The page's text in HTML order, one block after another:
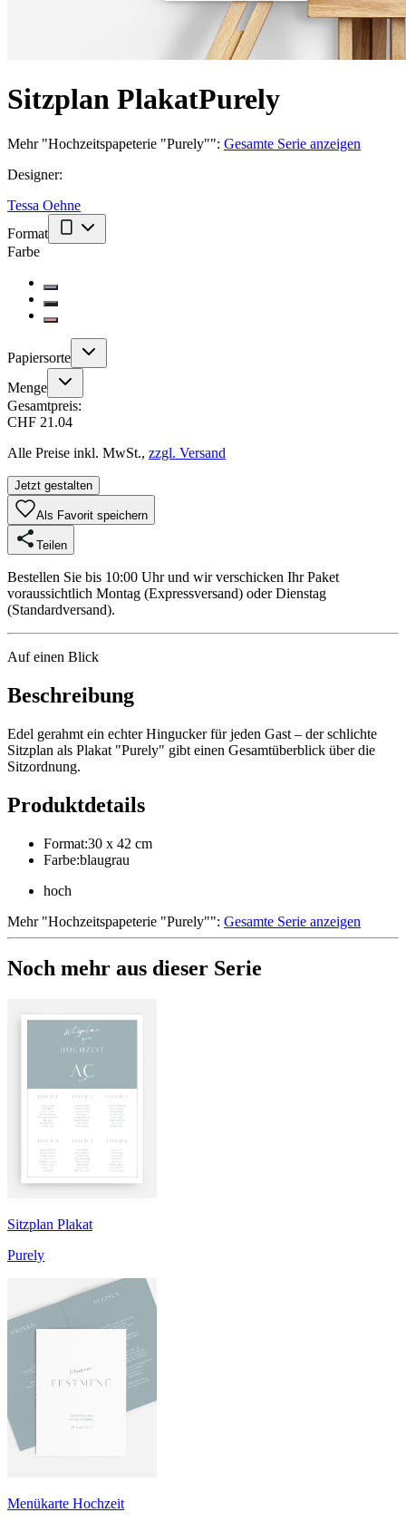
Sitzplan PlakatPurely
Mehr"Hochzeitspapeterie "Purely"": Gesamte Serie anzeigen
Designer:
Tessa Oehne
Format
Farbe
Papiersorte
Menge
Gesamtpreis:
CHF 21.04
Alle Preise inkl. MwSt., zzgl. Versand
Jetzt gestalten
Als Favorit speichern
Teilen
Bestellen Sie bis 10:00 Uhr und wir verschicken Ihr Paket
voraussichtlich Montag (Expressversand) oder Dienstag
(Standardversand).
Auf einen Blick
Beschreibung
Edel gerahmt ein echter Hingucker für jeden Gast – der schlichte
Sitzplan als Plakat "Purely" gibt einen Gesamtüberblick über die
Sitzordnung.
Produktdetails
Format:30 x 42 cm
Farbe:blaugrau
hoch
Mehr"Hochzeitspapeterie "Purely"": Gesamte Serie anzeigen
Noch mehr aus dieser Serie
Sitzplan Plakat
Purely
Menükarte Hochzeit